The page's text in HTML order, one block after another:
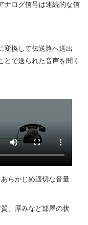
ナログ信号は連続的な信
変換して伝送路へ送出
とで送られた音声を聞く
らかじめ適切な音量
、厚みなど部屋の状